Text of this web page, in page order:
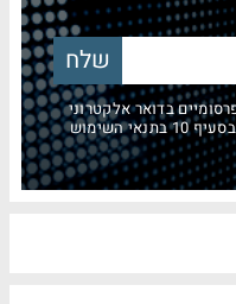
בדואר אלקטרוני
השימוש